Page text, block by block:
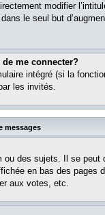
modifier
le seul but
me connecter?
intégré (si la
les invités.
messages
des sujets. Il se peut
en bas des pages
aux votes, etc.